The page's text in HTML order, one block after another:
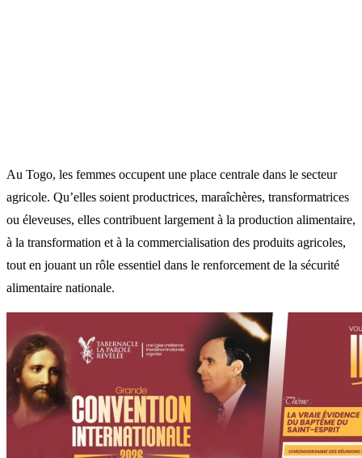
Au Togo, les femmes occupent une place centrale dans le secteur
agricole. Qu’elles soient productrices, maraîchères, transformatrices
ou éleveuses, elles contribuent largement à la production alimentaire,
à la transformation et à la commercialisation des produits agricoles,
tout en jouant un rôle essentiel dans le renforcement de la sécurité
alimentaire nationale.